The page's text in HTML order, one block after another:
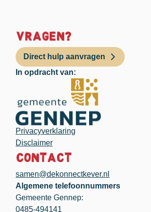
Vragen?
Direct hulp aanvragen
In opdracht van:
Privacyverklaring
Disclaimer
Contact
samen@dekonnectkever.nl
Algemene telefoonnummers
Gemeente Gennep:
0485-494141